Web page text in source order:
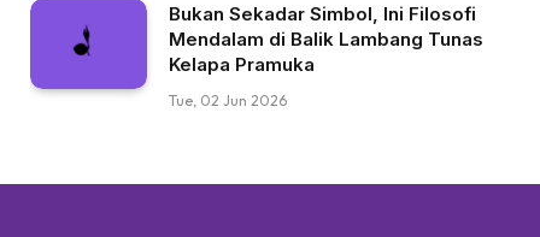
Bukan Sekadar Simbol, Ini Filosofi
Mendalam di Balik Lambang Tunas
Kelapa Pramuka
Tue, 02 Jun 2026